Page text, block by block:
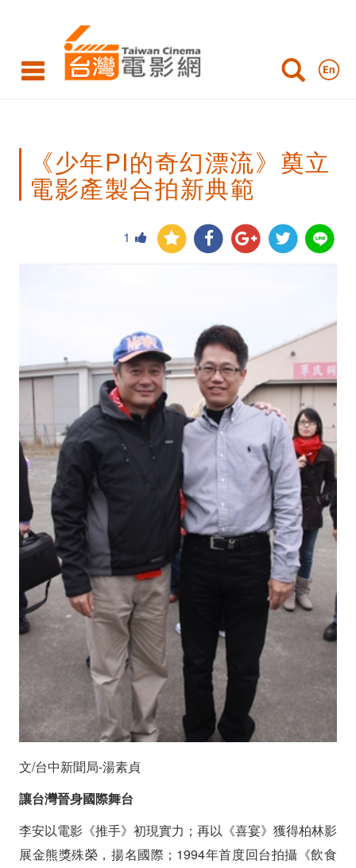
PI
奇
漂
影
產
製
合
拍
新
典
《少年PI的奇幻漂流》奠立
電影產製合拍新典範
1
文/台中新聞局-湯素貞
讓台灣晉身國際舞台
李安以電影《推手》初現實力；再以《喜宴》獲得柏林影
展金熊獎殊榮，揚名國際；1994年首度回台拍攝《飲食